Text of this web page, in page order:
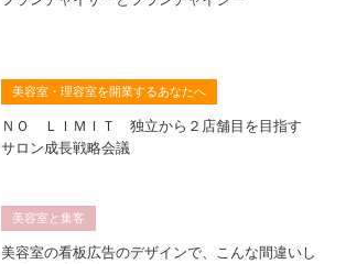
美容室・理容室を開業するあなたへ
ＮＯ ＬＩＭＩＴ 独立から２店舗目を目指す
サロン成長戦略会議
美容室と集客
美容室の看板広告のデザインで、こんな間違いし